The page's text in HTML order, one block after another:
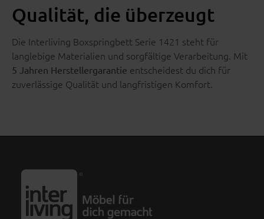
Qualität, die überzeugt
Die Interliving Boxspringbett Serie 1421 steht für
langlebige Materialien und sorgfältige Verarbeitung. Mit
5 Jahren Herstellergarantie entscheidest du dich für
zuverlässige Qualität und langfristigen Komfort.